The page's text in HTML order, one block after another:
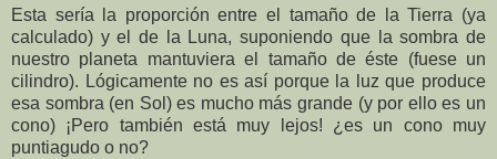
Esta sería la proporción entre el tamaño de la Tierra (ya
calculado) y el de la Luna, suponiendo que la sombra de
nuestro planeta mantuviera el tamaño de éste (fuese un
cilindro). Lógicamente no es así porque la luz que produce
esa sombra (en Sol) es mucho más grande (y por ello es un
cono) ¡Pero también está muy lejos! ¿es un cono muy
puntiagudo o no?